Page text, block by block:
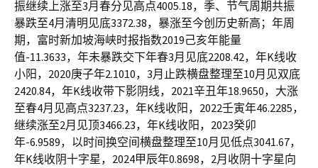
振继续上涨至3月春分见高点4005.18，季、节气周期共振
暴跌至4月清明见底3372.38，暴涨至今创历史新高；年周
期，富时新加坡海峡时报指数2019己亥年能量
值-11.3633，年未暴跌交下年春3月见底2208.42，年K线收
小阳，2020庚子年2.1010，3月止跌横盘整理至10月见双底
2420.84，年K线收带下影阴线，2021辛丑年18.9650，大涨
至春4月见高点3237.23，年K线收阳，2022壬寅年46.2285，
继续涨至2月见顶3466.23，年K线收阳，2023癸卯
年-6.9589，以时间换空间横盘整理至10月见低点3041.67，
年K线收阴十字星，2024甲辰年0.8698，2月收阴十字星向